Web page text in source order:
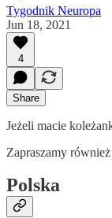
Tygodnik Neuropa
Jun 18, 2021
4
Share
Jeżeli macie
Zapraszamy
Polska